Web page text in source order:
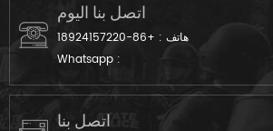
اتصل بنا اليوم
هاتف : +86-18924157220
Whatsapp :
اتصل بنا